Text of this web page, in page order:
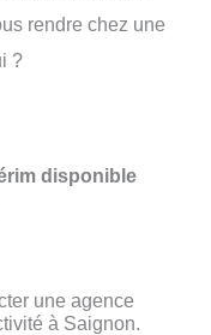
rendre chez une
?
disponible
une agence
à Saignon.